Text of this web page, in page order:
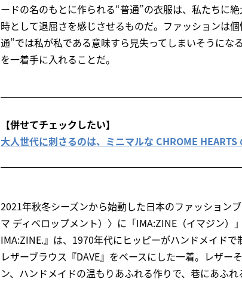
ードの名のもとに作られる“普通”の衣服は、私たちに
時として退屈さを感じさせるものだ。ファッションは
通”では私が私である意味すら見失ってしまいそうにな
を一着手に入れることだ。
【併せてチェックしたい】
大人世代に刺さるのは、ミニマルな CHROME
2021年秋冬シーズンから始動した日本のファッション
マ ディベロップメント）〉に「IMA:ZINE（イマジン）
IMA:ZINE.』は、1970年代にヒッピーがハンドメイド
レザーブラウス『DAVE』をベースにした一着。レザ
ン、ハンドメイドの温もりあふれる作りで、巷にあふ